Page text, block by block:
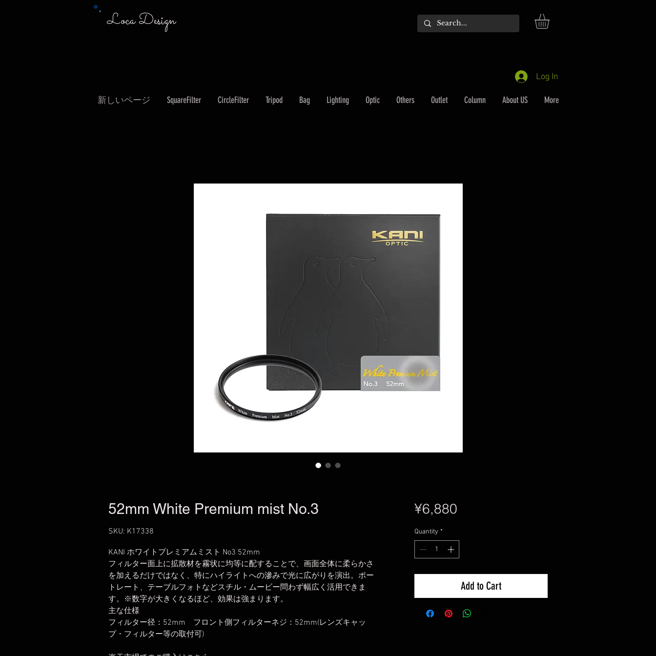
Loca Design
Log In
新しいページ SquareFilter CircleFilter Tripod Bag Lighting Optic Others Outlet Column About US More
52mm White Premium mist No.3
SKU: K17338
KANI ホワイトプレミアムミスト No3 52mm
フィルター面上に拡散材を霧状に均等に配することで、画面全体に柔らかさ
を加えるだけではなく、特にハイライトへの滲みで光に広がりを演出。ポー
トレート、テーブルフォトなどスチル・ムービー問わず幅広く活用できま
す。※数字が大きくなるほど、効果は強まります。
主な仕様
フィルター径：52mm フロント側フィルターネジ：52mm(レンズキャッ
プ・フィルター等の取付可)
¥6,880Price
Quantity *
Add to Cart